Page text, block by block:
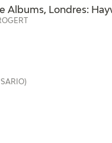
Albums, Londres: